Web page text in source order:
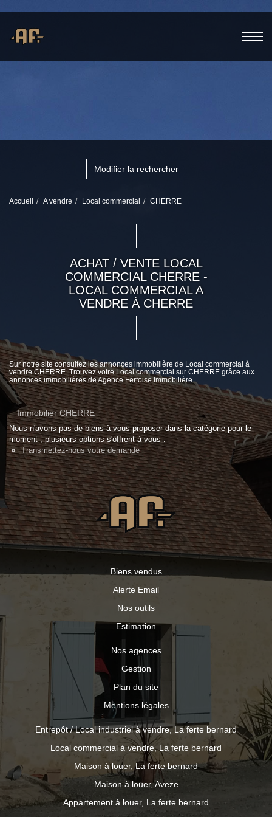
Modifier la rechercher
Accueil A vendre Local commercial CHERRE
ACHAT / VENTE LOCAL
COMMERCIAL CHERRE -
LOCAL COMMERCIAL A
VENDRE À CHERRE
Sur notre site consultez les annonces immobilière de Local commercial à
vendre CHERRE. Trouvez votre Local commercial sur CHERRE grâce aux
annonces immobilières de Agence Fertoise Immobilière.
Immobilier CHERRE
Nous n'avons pas de biens à vous proposer dans la catégorie pour le
moment , plusieurs options s'offrent à vous :
Transmettez-nous votre demande
Biens vendus
Alerte Email
Nos outils
Estimation
Nos agences
Gestion
Plan du site
Mentions légales
Entrepôt / Local industriel à vendre, La ferte bernard
Local commercial à vendre, La ferte bernard
Maison à louer, La ferte bernard
Maison à louer, Aveze
Appartement à louer, La ferte bernard